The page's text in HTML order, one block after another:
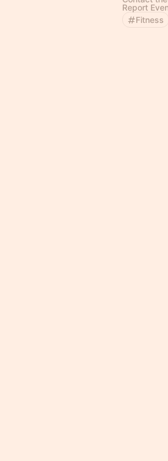
Report
Fitness